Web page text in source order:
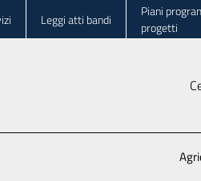
Leggi atti bandi
Piani
progetti